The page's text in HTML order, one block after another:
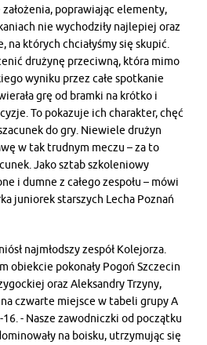
poprawiając elementy,
nie wychodziły najlepiej oraz
na których chciałyśmy się skupić.
drużynę przeciwną, która mimo
wyniku przez całe spotkanie
grę od bramki na krótko i
To pokazuje ich charakter, chęć
do gry. Niewiele drużyn
w tak trudnym meczu – za to
Jako sztab szkoleniowy
i dumne z całego zespołu – mówi
juniorek starszych Lecha Poznań
najmłodszy zespół Kolejorza.
obiekcie pokonały Pogoń Szczecin
oraz Aleksandry Trzyny,
czwarte miejsce w tabeli grupy A
- Nasze zawodniczki od początku
na boisku, utrzymując się